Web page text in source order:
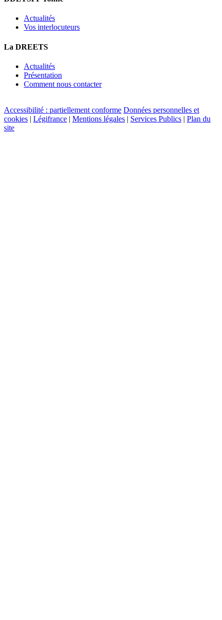
Actualités
Vos interlocuteurs
La DREETS
Actualités
Présentation
Comment nous contacter
Accessibilité : partiellement conforme Données personnelles et
cookies | Légifrance | Mentions légales | Services Publics | Plan du
site